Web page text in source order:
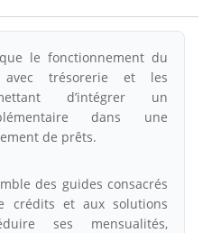
le fonctionnement du
trésorerie et les
d’intégrer un
dans une
de prêts.
des guides consacrés
crédits et aux solutions
ses mensualités,